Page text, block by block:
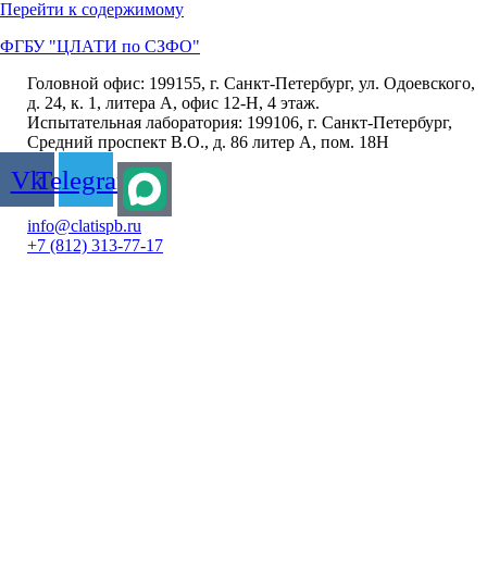
Перейти к содержимому
ФГБУ "ЦЛАТИ по СЗФО"
Головной офис: 199155, г. Санкт-Петербург, ул. Одоевского,
д. 24, к. 1, литера А, офис 12-Н, 4 этаж.
Испытательная лаборатория: 199106, г. Санкт-Петербург,
Средний проспект В.О., д. 86 литер А, пом. 18Н
VkTelegram
info@clatispb.ru
+7 (812) 313-77-17